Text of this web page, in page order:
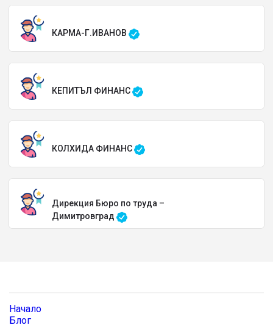
КАРМА-Г.ИВАНОВ
КЕПИТЪЛ ФИНАНС
КОЛХИДА ФИНАНС
Дирекция Бюро по труда –
Димитровград
Начало
Блог